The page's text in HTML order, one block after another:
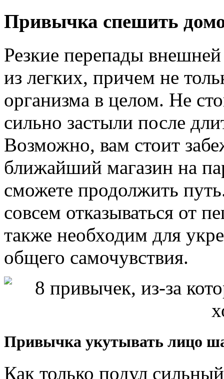
Привычка спешить
Резкие перепады
из легких, причем не
организма в целом. Не
сильно застыли после
Возможно, вам стоит
ближайший магазин на
сможете продолжить
совсем отказываться от
также необходим для
общего самочувствия.
Привычка укутывать лицо
Как только подул